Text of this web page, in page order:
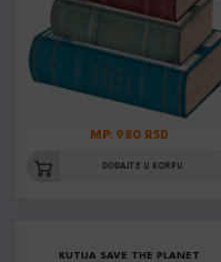
MP: 980 RSD
DODAJTE U KORPU
KUTIJA SAVE THE PLANET